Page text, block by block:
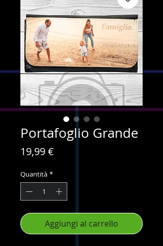
Portafoglio Grande
19,99 €
Quantità *
Aggiungi al carrello